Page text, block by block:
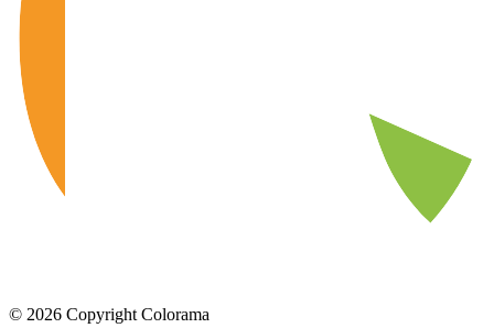
© 2026 Copyright Colorama